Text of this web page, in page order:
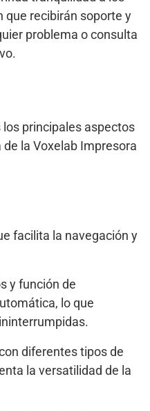
que recibirán soporte y
problema o consulta
principales aspectos
la Voxelab Impresora
facilita la navegación y
y función de
lo que
diferentes tipos de
la versatilidad de la